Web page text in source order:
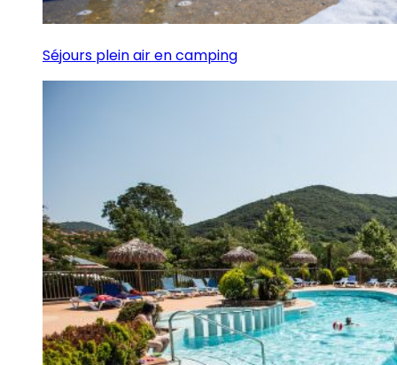
Séjours plein air en camping